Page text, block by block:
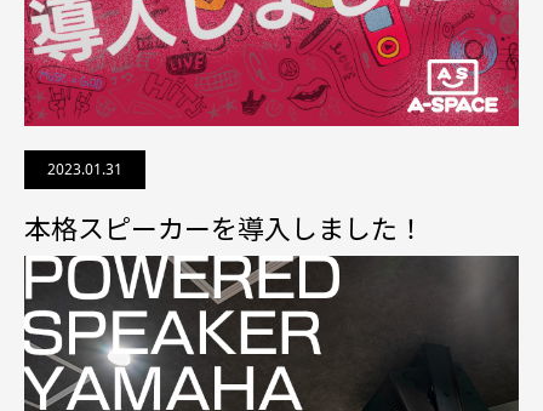
2023.01.31
本格スピーカーを導入しました！